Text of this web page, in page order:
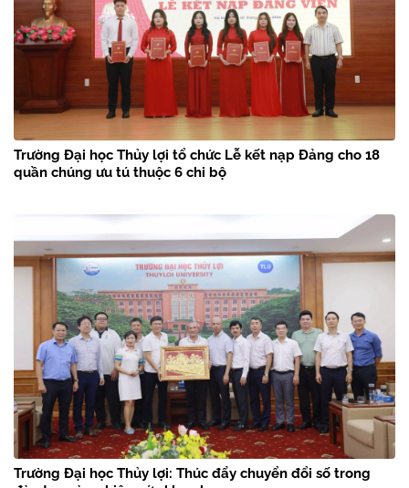
Trường Đại học Thủy lợi tổ chức Lễ kết nạp Đảng cho 18
quần chúng ưu tú thuộc 6 chi bộ
Trường Đại học Thủy lợi: Thúc đẩy chuyển đổi số trong